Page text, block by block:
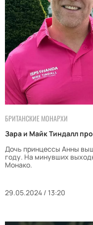
БРИТАНСКИЕ МОНАРХИ
Зара и Майк Тиндалл
Дочь принцессы Анны
году. На минувших
Монако.
29.05.2024 / 13:20